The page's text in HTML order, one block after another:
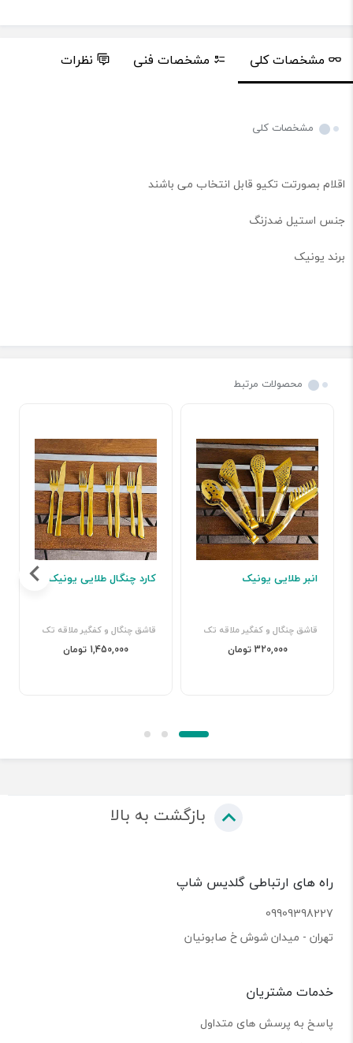
مشخصات کلی مشخصات فنی نظرات
مشخصات کلی
اقلام بصورتت تکیو قابل انتخاب می باشند
جنس استیل ضدزنگ
برند یونیک
محصولات مرتبط
انبر طلایی یونیک
قاشق چنگال و کفگیر ملاقه تک
320,000 تومان
کارد چنگال طلایی یونیک
قاشق چنگال و کفگیر ملاقه تک
1,450,000 تومان
بازگشت به بالا
راه های ارتباطی گلدیس شاپ
09909398227
تهران - میدان شوش خ صابونیان
خدمات مشتریان
پاسخ به پرسش های متداول